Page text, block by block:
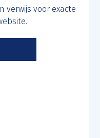
verwijs voor exacte